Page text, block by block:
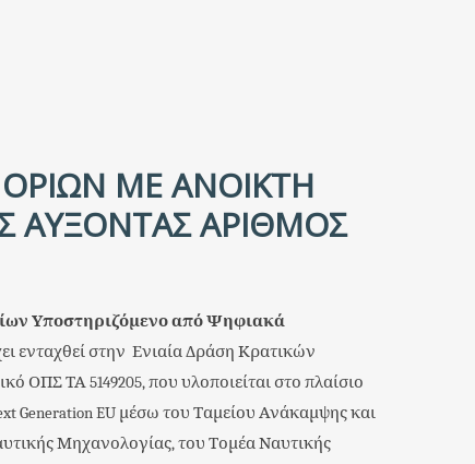
ΜΕ ΑΝΟΙΚΤΗ
ΑΎΞΟΝΤΑΣ ΑΡΙΘΜΌΣ
Υποστηριζόμενο από Ψηφιακά
ενταχθεί στην Ενιαία Δράση Κρατικών
ΟΠΣ ΤΑ 5149205, που υλοποιείται στο πλαίσιο
Generation EU μέσω του Ταμείου Ανάκαμψης και
Μηχανολογίας, του Τομέα Ναυτικής